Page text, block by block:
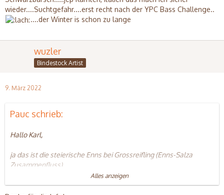
wieder....Suchtgefahr....erst recht nach der YPC Bass Challenge..
....der Winter is schon zu lange
wuzler
Bindestock Artist
9. März 2022
Pauc schrieb:
Hallo Karl,
ja das ist die steierische Enns bei Grossreifling (Enns-Salza
Zusammenfluss)
friends of Enns ist eine Veranstsltung vom Windhager
Wolfgang/ active fishing-
Alles anzeigen